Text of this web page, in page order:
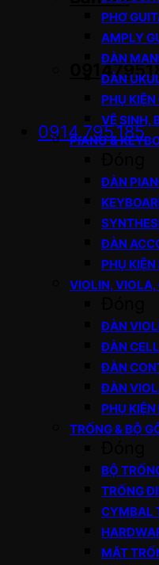
0914.795.185
PHƠ
AMPLY
ĐÀN
ĐÀN
PHỤ
VỆ SINH,
PIANO &
ĐÀN
ĐÀN
PHỤ
VIOLIN, VIOLA,
ĐÀN
ĐÀN
ĐÀN
ĐÀN
PHỤ
TRỐNG & BỘ
BỘ
TRỐNG
CYMBAL
MẶT